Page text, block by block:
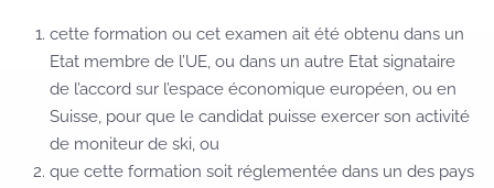
cette formation ou cet examen ait été obtenu dans un
Etat membre de l’UE, ou dans un autre Etat signataire
de l’accord sur l’espace économique européen, ou en
Suisse, pour que le candidat puisse exercer son activité
de moniteur de ski, ou
que cette formation soit réglementée dans un des pays